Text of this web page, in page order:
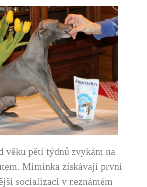
věku pěti týdnů zvykám na
Miminka získávají první
socializaci v neznámém